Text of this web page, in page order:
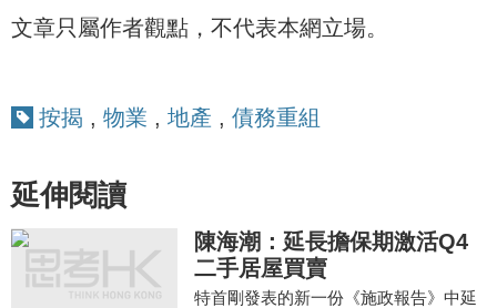
文章只屬作者觀點，不代表本網立場。
按揭 , 物業 , 地產 , 債務重組
延伸閱讀
陳海潮：延長擔保期激活Q4
二手居屋買賣
特首剛發表的新一份《施政報告》中延